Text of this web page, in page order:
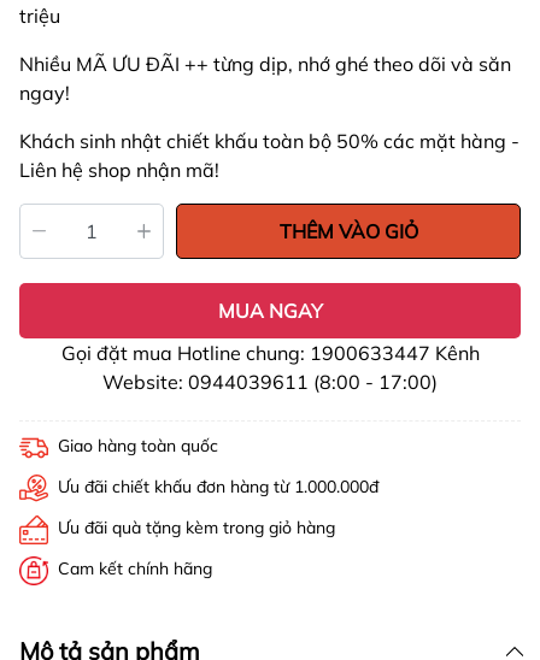
triệu
Nhiều MÃ ƯU ĐÃI ++ từng dịp, nhớ ghé theo dõi và săn
ngay!
Khách sinh nhật chiết khấu toàn bộ 50% các mặt hàng -
Liên hệ shop nhận mã!
THÊM VÀO GIỎ
MUA NGAY
Gọi đặt mua Hotline chung: 1900633447 Kênh
Website: 0944039611 (8:00 - 17:00)
Giao hàng toàn quốc
Ưu đãi chiết khấu đơn hàng từ 1.000.000đ
Ưu đãi quà tặng kèm trong giỏ hàng
Cam kết chính hãng
Mô tả sản phẩm